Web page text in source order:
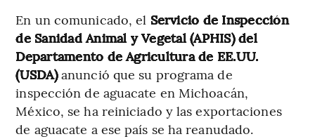
En un comunicado, el Servicio de Inspección
de Sanidad Animal y Vegetal (APHIS) del
Departamento de Agricultura de EE.UU.
(USDA)anunció que su programa de
inspección de aguacate en Michoacán,
México, se ha reiniciado y las exportaciones
de aguacate a ese país se ha reanudado.